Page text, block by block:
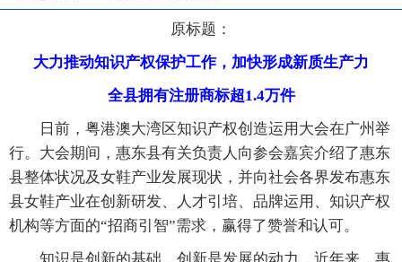
原标题：
大力推动知识产权保护工作，加快形成新质生产力
全县拥有注册商标超1.4万件
日前，粤港澳大湾区知识产权创造运用大会在广州举
行。大会期间，惠东县有关负责人向参会嘉宾介绍了惠东
县整体状况及女鞋产业发展现状，并向社会各界发布惠东
县女鞋产业在创新研发、人才引培、品牌运用、知识产权
机构等方面的“招商引智”需求，赢得了赞誉和认可。